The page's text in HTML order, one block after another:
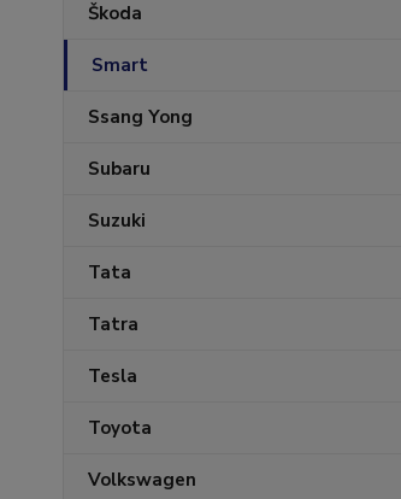
Škoda
Smart
Ssang Yong
Subaru
Suzuki
Tata
Tatra
Tesla
Toyota
Volkswagen